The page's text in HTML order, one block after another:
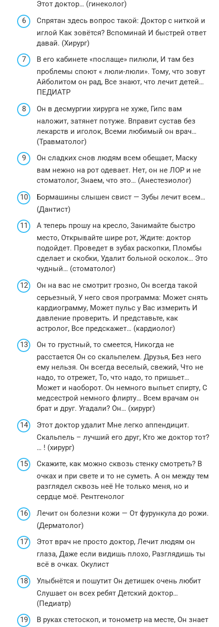
Этот доктор… (гинеколог)
Спрятан здесь вопрос такой: Доктор с ниткой и
иглой Как зовётся? Вспоминай И быстрей ответ
давай. (Хирург)
В его кабинете «послаще» пилюли, И там без
проблемы споют « люли-люли». Тому, что зовут
Айболитом он рад, Все знают, что лечит детей…
ПЕДИАТР
Он в десмургии хирурга не хуже, Гипс вам
наложит, затянет потуже. Вправит сустав без
лекарств и иголок, Всеми любимый он врач…
(Травматолог)
Он сладких снов людям всем обещает, Маску
вам нежно на рот одевает. Нет, он не ЛОР и не
стоматолог, Знаем, что это… (Анестезиолог)
Бормашины слышен свист — Зубы лечит всем…
(Дантист)
А теперь прошу на кресло, Занимайте быстро
место, Открывайте шире рот, Ждите: доктор
подойдет. Проведет в зубах раскопки, Пломбы
сделает и скобки, Удалит больной осколок… Это
чудный… (стоматолог)
Он на вас не смотрит грозно, Он всегда такой
серьезный, У него своя программа: Может снять
кардиограмму, Может пульс у Вас измерить И
давление проверить. И представьте, как
астролог, Все предскажет… (кардиолог)
Он то грустный, то смеется, Никогда не
расстается Он со скальпелем. Друзья, Без него
ему нельзя. Он всегда веселый, свежий, Что не
надо, то отрежет, То, что надо, то пришьет…
Может и наоборот. Он немного выпьет спирту, С
медсестрой немного флирту… Всем врачам он
брат и друг. Угадали? Он… (хирург)
Этот доктор удалит Мне легко аппендицит.
Скальпель – лучший его друг, Кто же доктор тот?
… ! (хирург)
Скажите, как можно сквозь стенку смотреть? В
очках и при свете и то не суметь. А он между тем
разглядел сквозь неё Не только меня, но и
сердце моё. Рентгенолог
Лечит он болезни кожи — От фурункула до рожи.
(Дерматолог)
Этот врач не просто доктор, Лечит людям он
глаза, Даже если видишь плохо, Разглядишь ты
всё в очках. Окулист
Улыбнётся и пошутит Он детишек очень любит
Слушает он всех ребят Детский доктор…
(Педиатр)
В руках стетоскоп, и тонометр на месте, Он знает